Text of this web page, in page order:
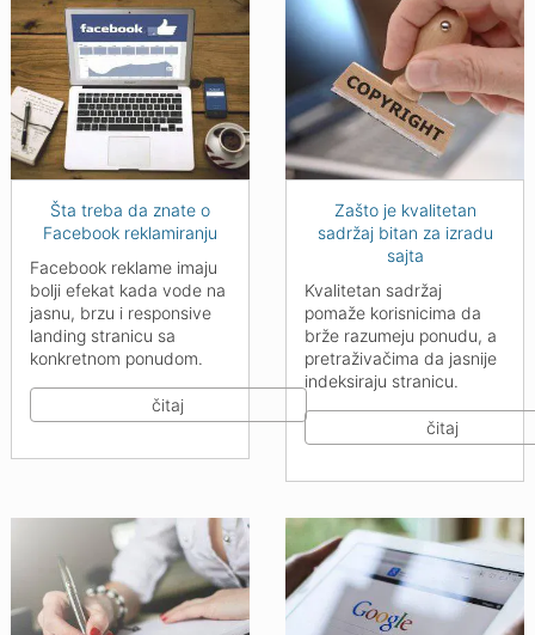
Šta treba da znate o
Facebook reklamiranju
Facebook reklame imaju
bolji efekat kada vode na
jasnu, brzu i responsive
landing stranicu sa
konkretnom ponudom.
čitaj
Zašto je kvalitetan
sadržaj bitan za izradu
sajta
Kvalitetan sadržaj
pomaže korisnicima da
brže razumeju ponudu, a
pretraživačima da jasnije
indeksiraju stranicu.
čitaj